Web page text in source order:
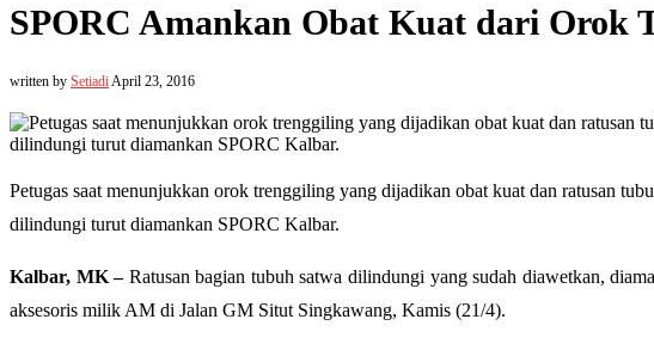
SPORC Amankan Obat Kuat dari Orok
written by Setiadi April 23, 2016
Petugas saat menunjukkan orok trenggiling yang dijadikan obat kuat dan ratusan
dilindungi turut diamankan SPORC Kalbar.
Kalbar, MK – Ratusan bagian tubuh satwa dilindungi yang sudah diawetkan,
aksesoris milik AM di Jalan GM Situt Singkawang, Kamis (21/4).